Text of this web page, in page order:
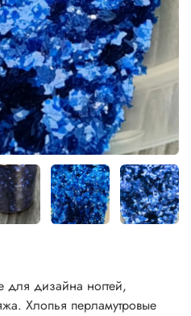
дизайна ногтей,
Хлопья перламутровые